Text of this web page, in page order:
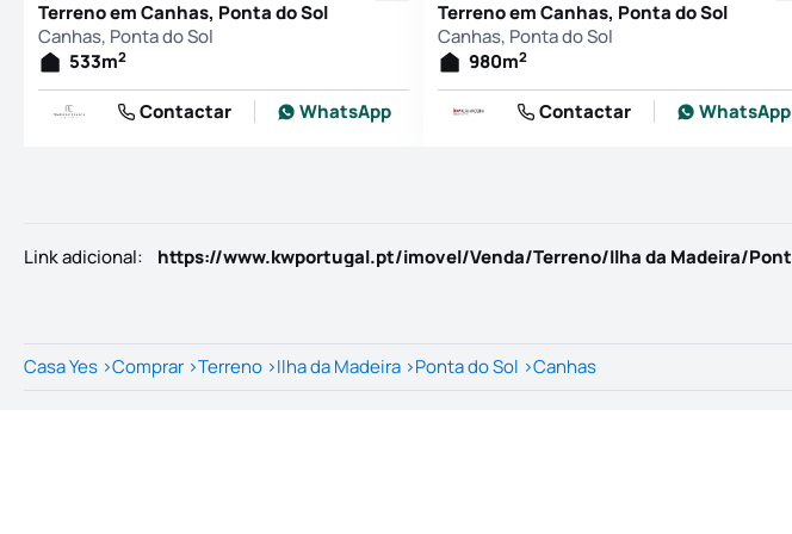
Terreno em Canhas, Ponta do Sol
Canhas, Ponta do Sol
533m2
Contactar WhatsApp
Terreno em Canhas, Ponta do Sol
Canhas, Ponta do Sol
980m2
Contactar WhatsApp
Link adicional:
Casa Yes >Comprar >Terreno >Ilha da Madeira >Ponta do Sol >Canhas